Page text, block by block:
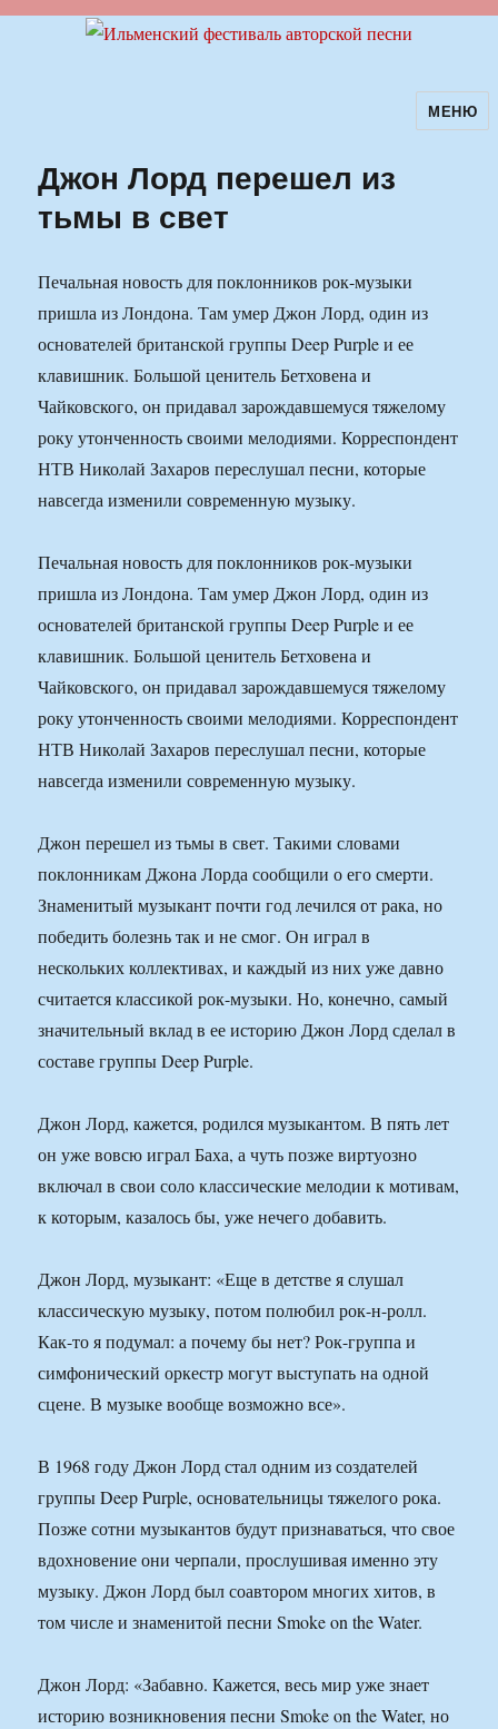
Ильменский фестиваль авторскойМЕНЮ
Джон Лорд перешел из
тьмы в свет
Печальная новость для поклонников рок-музыки
пришла из Лондона. Там умер Джон Лорд, один из
основателей британской группы Deep Purple и ее
клавишник. Большой ценитель Бетховена и
Чайковского, он придавал зарождавшемуся тяжелому
року утонченность своими мелодиями. Корреспондент
НТВ Николай Захаров переслушал песни, которые
навсегда изменили современную музыку.
Печальная новость для поклонников рок-музыки
пришла из Лондона. Там умер Джон Лорд, один из
основателей британской группы Deep Purple и ее
клавишник. Большой ценитель Бетховена и
Чайковского, он придавал зарождавшемуся тяжелому
року утонченность своими мелодиями. Корреспондент
НТВ Николай Захаров переслушал песни, которые
навсегда изменили современную музыку.
Джон перешел из тьмы в свет. Такими словами
поклонникам Джона Лорда сообщили о его смерти.
Знаменитый музыкант почти год лечился от рака, но
победить болезнь так и не смог. Он играл в
нескольких коллективах, и каждый из них уже давно
считается классикой рок-музыки. Но, конечно, самый
значительный вклад в ее историю Джон Лорд сделал в
составе группы Deep Purple.
Джон Лорд, кажется, родился музыкантом. В пять лет
он уже вовсю играл Баха, а чуть позже виртуозно
включал в свои соло классические мелодии к мотивам,
к которым, казалось бы, уже нечего добавить.
Джон Лорд, музыкант: «Еще в детстве я слушал
классическую музыку, потом полюбил рок-н-ролл.
Как-то я подумал: а почему бы нет? Рок-группа и
симфонический оркестр могут выступать на одной
сцене. В музыке вообще возможно все».
В 1968 году Джон Лорд стал одним из создателей
группы Deep Purple, основательницы тяжелого рока.
Позже сотни музыкантов будут признаваться, что свое
вдохновение они черпали, прослушивая именно эту
музыку. Джон Лорд был соавтором многих хитов, в
том числе и знаменитой песни Smoke on the Water.
Джон Лорд: «Забавно. Кажется, весь мир уже знает
историю возникновения песни Smoke on the Water, но